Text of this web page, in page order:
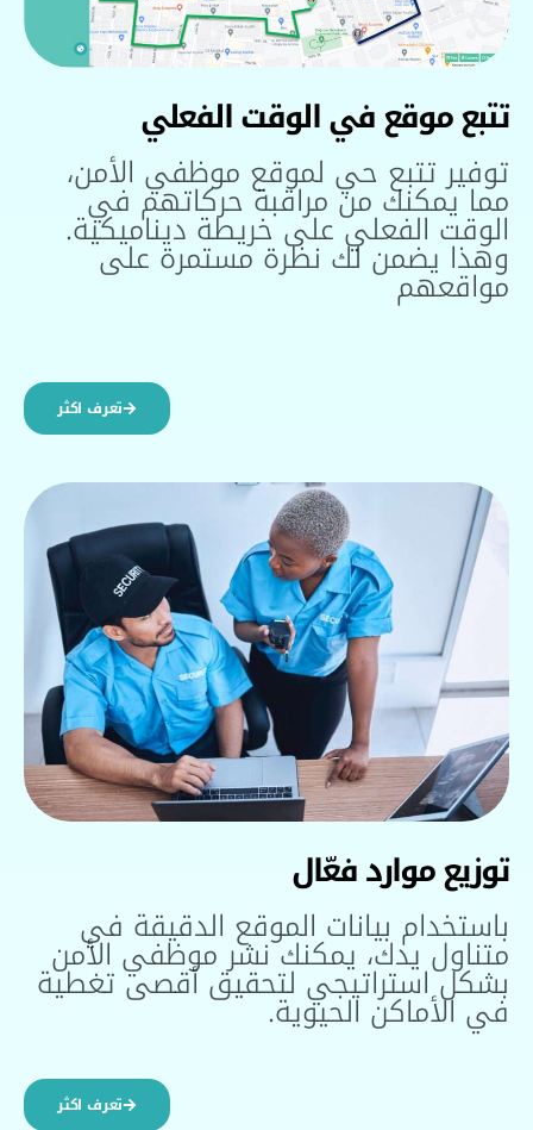
تتبع موقع في الوقت الفعلي
توفير تتبع حي لموقع موظفي الأمن،
مما يمكنك من مراقبة حركاتهم في
الوقت الفعلي على خريطة ديناميكية.
وهذا يضمن لك نظرة مستمرة على
مواقعهم
تعرف اكثر
توزيع موارد فعّال
باستخدام بيانات الموقع الدقيقة في
متناول يدك، يمكنك نشر موظفي الأمن
بشكل استراتيجي لتحقيق أقصى تغطية
في الأماكن الحيوية.
تعرف اكثر